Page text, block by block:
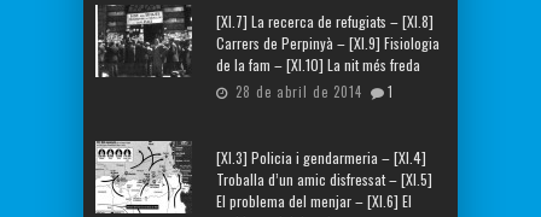
[XI.7] La recerca de refugiats – [XI.8]
Carrers de Perpinyà – [XI.9] Fisiologia
de la fam – [XI.10] La nit més freda
28 de abril de 2014 1
[XI.3] Policia i gendarmeria – [XI.4]
Troballa d’un amic disfressat – [XI.5]
El problema del menjar – [XI.6] El